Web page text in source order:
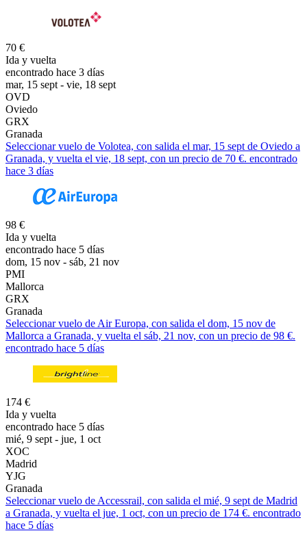
70 €
Ida y vuelta
encontrado hace 3 días
mar, 15 sept - vie, 18 sept
OVD
Oviedo
GRX
Granada
Seleccionar vuelo de Volotea, con salida el mar, 15 sept de Oviedo a
Granada, y vuelta el vie, 18 sept, con un precio de 70 €. encontrado
hace 3 días
98 €
Ida y vuelta
encontrado hace 5 días
dom, 15 nov - sáb, 21 nov
PMI
Mallorca
GRX
Granada
Seleccionar vuelo de Air Europa, con salida el dom, 15 nov de
Mallorca a Granada, y vuelta el sáb, 21 nov, con un precio de 98 €.
encontrado hace 5 días
174 €
Ida y vuelta
encontrado hace 5 días
mié, 9 sept - jue, 1 oct
XOC
Madrid
YJG
Granada
Seleccionar vuelo de Accessrail, con salida el mié, 9 sept de Madrid
a Granada, y vuelta el jue, 1 oct, con un precio de 174 €. encontrado
hace 5 días